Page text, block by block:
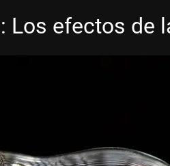
Los efectos de